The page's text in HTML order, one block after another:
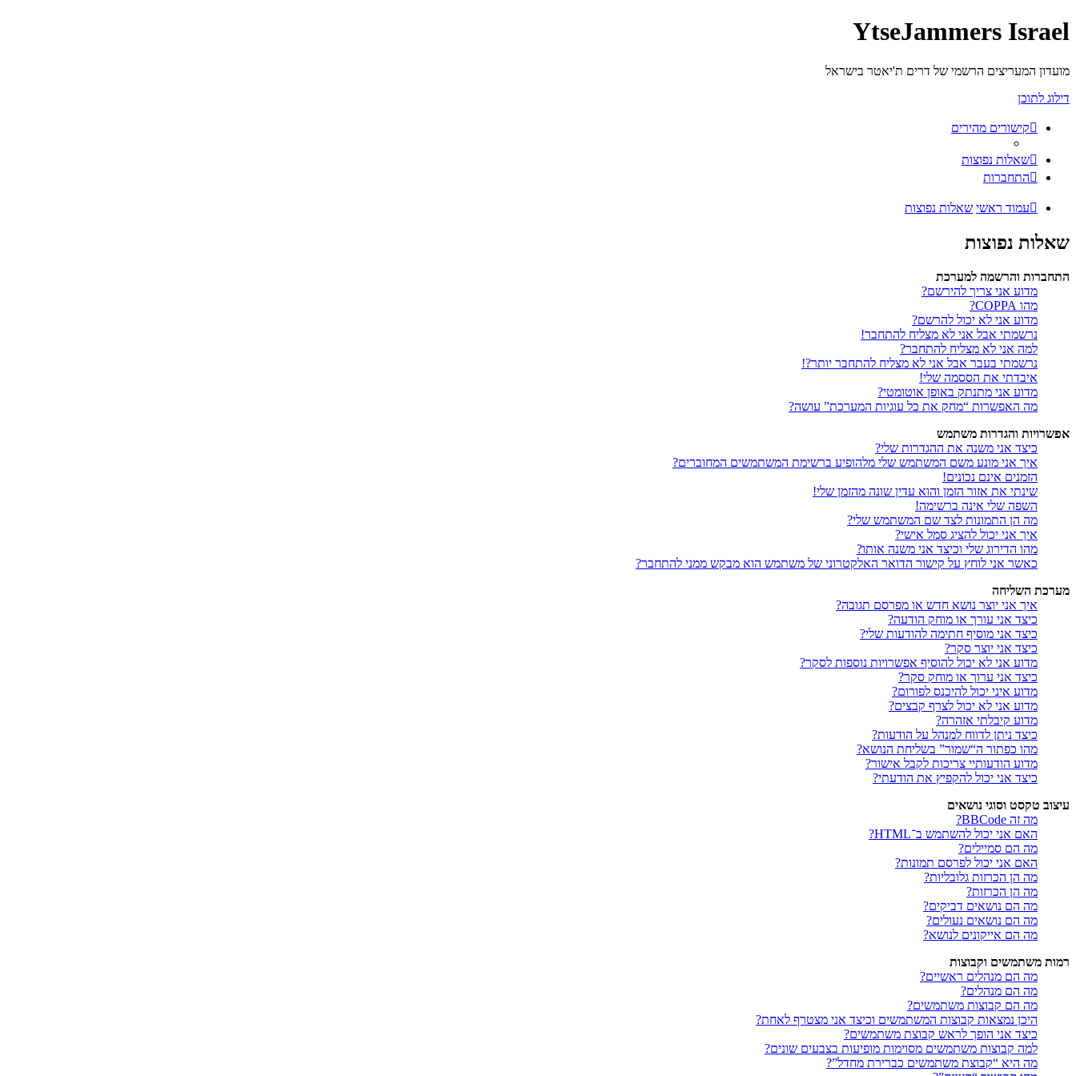
YtseJammers Israel
מועדון המעריצים הרשמי של דרים ת'יאטר בישראל
דילוג לתוכן
קישורים מהירים
שאלות נפוצות
התחברות
עמוד ראשי שאלות נפוצות
שאלות נפוצות
התחברות והרשמה למערכת
מדוע אני צריך להירשם?
מהו COPPA?
מדוע אני לא יכול להרשם?
נרשמתי אבל אני לא מצליח להתחבר!
למה אני לא מצליח להתחבר?
נרשמתי בעבר אבל אני לא מצליח להתחבר יותר?!
איבדתי את הססמה שלי!
מדוע אני מתנתק באופן אוטומטי?
מה האפשרות “מחק את כל עוגיות המערכת” עושה?
אפשרויות והגדרות משתמש
כיצד אני משנה את ההגדרות שלי?
איך אני מונע משם המשתמש שלי מלהופיע ברשימת המשתמשים המחוברים?
הזמנים אינם נכונים!
שינתי את אזור הזמן והוא עדין שונה מהזמן שלי!
השפה שלי אינה ברשימה!
מה הן התמונות לצד שם המשתמש שלי?
איך אני יכול להציג סמל אישי?
מהו הדירוג שלי וכיצד אני משנה אותו?
כאשר אני לוחץ על קישור הדואר האלקטרוני של משתמש הוא מבקש ממני להתחבר?
מערכת השליחה
איך אני יוצר נושא חדש או מפרסם תגובה?
כיצד אני עורך או מוחק הודעה?
כיצד אני מוסיף חתימה להודעות שלי?
כיצד אני יוצר סקר?
מדוע אני לא יכול להוסיף אפשרויות נוספות לסקר?
כיצד אני ערוך או מוחק סקר?
מדוע איני יכול להיכנס לפורום?
מדוע אני לא יכול לצרף קבצים?
מדוע קיבלתי אזהרה?
כיצד ניתן לדווח למנהל על הודעות?
מהו כפתור ה“שמור” בשליחת הנושא?
מדוע הודעותיי צריכות לקבל אישור?
כיצד אני יכול להקפיץ את הודעתי?
עיצוב טקסט וסוגי נושאים
מה זה BBCode?
האם אני יכול להשתמש ב־HTML?
מה הם סמיילים?
האם אני יכול לפרסם תמונות?
מה הן הכרזות גלובליות?
מה הן הכרזות?
מה הם נושאים דביקים?
מה הם נושאים נעולים?
מה הם אייקונים לנושא?
רמות משתמשים וקבוצות
מה הם מנהלים ראשיים?
מה הם מנהלים?
מה הם קבוצות משתמשים?
היכן נמצאות קבוצות המשתמשים וכיצד אני מצטרף לאחת?
כיצד אני הופך לראש קבוצת משתמשים?
למה קבוצות משתמשים מסוימות מופיעות בצבעים שונים?
מה היא “קבוצת משתמשים כברירת מחדל”?